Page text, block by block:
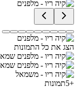
הצג את כל התמונות
+
5תמונות